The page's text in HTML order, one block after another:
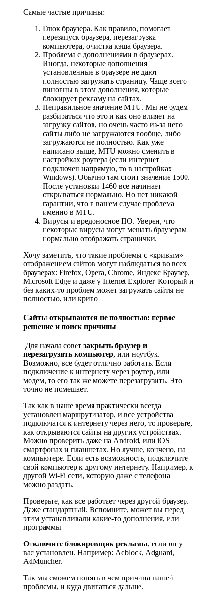
Самые частые причины:
Глюк браузера. Как правило, помогает
перезапуск браузера, перезагрузка
компьютера, очистка кэша браузера.
Проблема с дополнениями в браузерах.
Иногда, некоторые дополнения
установленные в браузере не дают
полностью загружать страницу. Чаще всего
виновны в этом дополнения, которые
блокирует рекламу на сайтах.
Неправильное значение MTU. Мы не будем
разбираться что это и как оно влияет на
загрузку сайтов, но очень часто из-за него
сайты либо не загружаются вообще, либо
загружаются не полностью. Как уже
написано выше, MTU можно сменить в
настройках роутера (если интернет
подключен напрямую, то в настройках
Windows). Обычно там стоит значение 1500.
После установки 1460 все начинает
открываться нормально. Но нет никакой
гарантии, что в вашем случае проблема
именно в MTU.
Вирусы и вредоносное ПО. Уверен, что
некоторые вирусы могут мешать браузерам
нормально отображать странички.
Хочу заметить, что такие проблемы с «кривым»
отображением сайтов могут наблюдаться во всех
браузерах: Firefox, Opera, Chrome, Яндекс Браузер,
Microsoft Edge и даже у Internet Explorer. Который и
без каких-то проблем может загружать сайты не
полностью, или криво
Сайты открываются не полностью: первое
решение и поиск причины
Для начала совет закрыть браузер и
перезагрузить компьютер, или ноутбук.
Возможно, все будет отлично работать. Если
подключение к интернету через роутер, или
модем, то его так же можете перезагрузить. Это
точно не помешает.
Так как в наше время практически всегда
установлен маршрутизатор, и все устройства
подключатся к интернету через него, то проверьте,
как открываются сайты на других устройствах.
Можно проверить даже на Android, или iOS
смартфонах и планшетах. Но лучше, кончено, на
компьютере. Если есть возможность, подключите
свой компьютер к другому интернету. Например, к
другой Wi-Fi сети, которую даже с телефона
можно раздать.
Проверьте, как все работает через другой браузер.
Даже стандартный. Вспомните, может вы перед
этим устанавливали какие-то дополнения, или
программы.
Отключите блокировщик рекламы, если он у
вас установлен. Например: Adblock, Adguard,
AdMuncher.
Так мы сможем понять в чем причина нашей
проблемы, и куда двигаться дальше.